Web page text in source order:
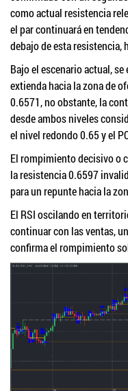
como actual resistencia
el par continuará en
debajo de esta resistencia,
Bajo el escenario actual,
extienda hacia la zona de
0.6571, no obstante, la
desde ambos niveles
el nivel redondo 0.65 y el
El rompimiento decisivo o
la resistencia 0.6597
para un repunte hacia la
El RSI oscilando en
continuar con las ventas,
confirma el rompimiento